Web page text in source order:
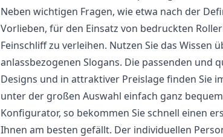
Neben wichtigen Fragen, wie etwa nach der
Vorlieben, für den Einsatz von bedruckten
Feinschliff zu verleihen. Nutzen Sie das
anlassbezogenen Slogans. Die passenden
Designs und in attraktiver Preislage finden Sie
unter der großen Auswahl einfach ganz
Konfigurator, so bekommen Sie schnell einen
Ihnen am besten gefällt. Der individuellen